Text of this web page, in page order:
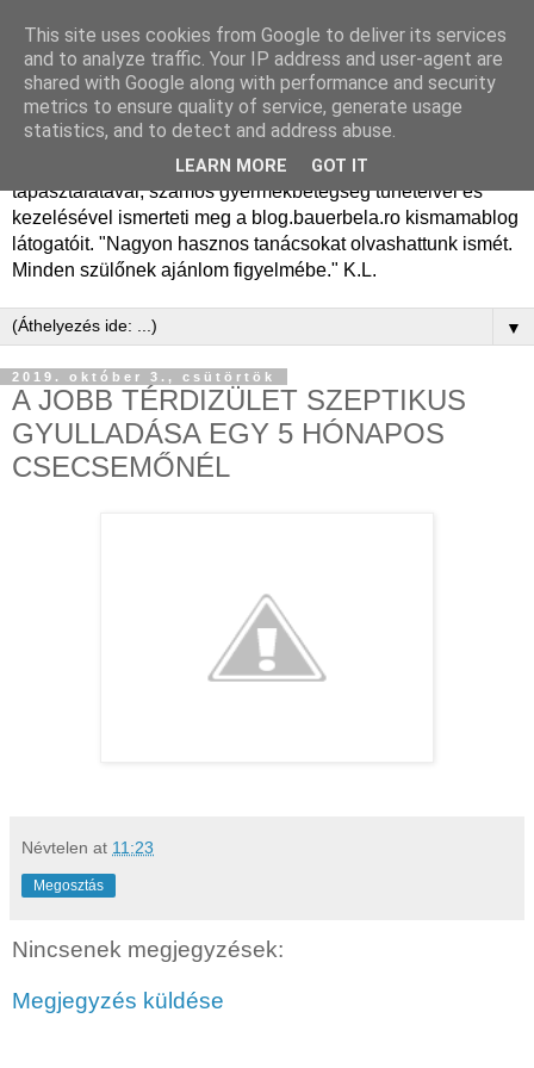
Dr. Bauer Béla Ph.D.
gyermekgyógyász
Dr. Bauer Béla Ph.D. gyermekgyógyász főorvos, 50 éves
tapasztalatával, számos gyermekbetegség tüneteivel és
kezelésével ismerteti meg a blog.bauerbela.ro kismamablog
látogatóit. "Nagyon hasznos tanácsokat olvashattunk ismét.
Minden szülőnek ajánlom figyelmébe." K.L.
▼
2019. október 3., csütörtök
A JOBB TÉRDIZÜLET SZEPTIKUS
GYULLADÁSA EGY 5 HÓNAPOS
CSECSEMŐNÉL
Névtelen at 11:23
Megosztás
Nincsenek megjegyzések:
Megjegyzés küldése
This site uses cookies from Google to deliver its services
and to analyze traffic. Your IP address and user-agent are
shared with Google along with performance and security
metrics to ensure quality of service, generate usage
statistics, and to detect and address abuse.
LEARN MORE GOT IT